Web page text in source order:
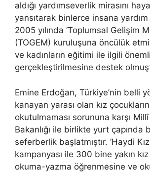
aldığı yardımseverlik mirasını
yansıtarak binlerce insana yardım
2005 yılında ‘Toplumsal Gelişim
(TOGEM) kuruluşuna öncülük
ve kadınların eğitimi ile ilgili
gerçekleştirilmesine destek
Emine Erdoğan, Türkiye’nin belli
kanayan yarası olan kız
okutulmaması sorununa karşı
Bakanlığı ile birlikte yurt çapında
seferberlik başlatmıştır. ‘Haydi
kampanyası ile 300 bine yakın
okuma-yazma öğrenmesine ve